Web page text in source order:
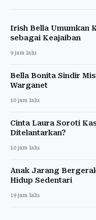
Irish Bella Umumkan
sebagai Keajaiban
9 jam lalu
Bella Bonita Sindir
Warganet
10 jam lalu
Cinta Laura Soroti
Ditelantarkan?
10 jam lalu
Anak Jarang
Hidup Sedentari
19 jam lalu